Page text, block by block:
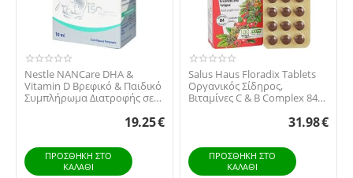
Nestle NANCare DHA &
Vitamin D Βρεφικό & Παιδικό
Συμπλήρωμα Διατροφής σε
19.25€
ΠΡΟΣΘΉΚΗ ΣΤΟ
ΚΑΛΆΘΙ
Salus Haus Floradix Tablets
Οργανικός Σίδηρος,
Βιταμίνες C & B Complex 84
31.98€
ΠΡΟΣΘΉΚΗ ΣΤΟ
ΚΑΛΆΘΙ